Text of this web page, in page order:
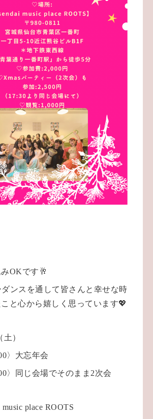
みOKです🥂
ダンスを通して皆さんと幸せな時
と心から嬉しく思っています💖
）
〉大忘年会
〉同じ会場でそのまま2次会
place ROOTS